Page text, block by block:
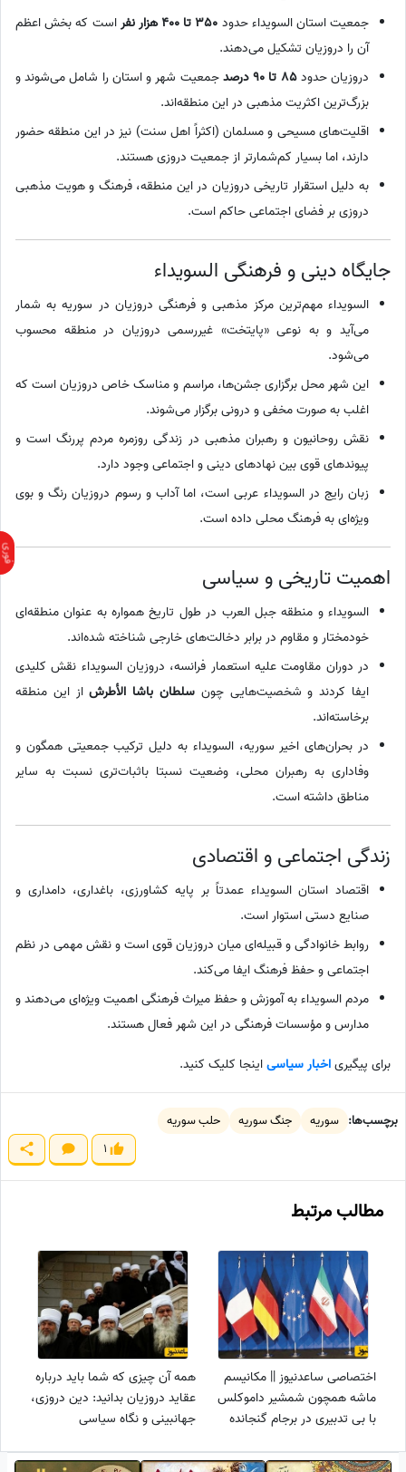
جمعیت استان السویداء حدود 350 تا 400 هزار نفر
است که بخش اعظم
آن را دروزیان تشکیل می‌دهند.
دروزیان حدود85 تا 90 درصد
جمعیت شهر و استان را شامل می‌شوند و
بزرگ‌ترین اکثریت مذهبی در این منطقه‌اند.
اقلیت‌های مسیحی و مسلمان (اکثراً اهل سنت) نیز در این منطقه حضور
دارند، اما بسیار کم‌شمارتر از جمعیت دروزی هستند.
به دلیل استقرار تاریخی دروزیان در این منطقه، فرهنگ و هویت مذهبی
دروزی بر فضای اجتماعی حاکم است.
جایگاه دینی و فرهنگی السویداء
السویداء مهم‌ترین مرکز مذهبی و فرهنگی دروزیان در سوریه به شمار
می‌آید و به نوعی «پایتخت» غیررسمی دروزیان در منطقه محسوب
می‌شود.
این شهر محل برگزاری جشن‌ها، مراسم و مناسک خاص دروزیان است که
اغلب به صورت مخفی و درونی برگزار می‌شوند.
نقش روحانیون و رهبران مذهبی در زندگی روزمره مردم پررنگ است و
پیوندهای قوی بین نهادهای دینی و اجتماعی وجود دارد.
زبان رایج در السویداء عربی است، اما آداب و رسوم دروزیان رنگ و بوی
ویژه‌ای به فرهنگ محلی داده است.
اهمیت تاریخی و سیاسی
السویداء و منطقه جبل العرب در طول تاریخ همواره به عنوان منطقه‌ای
خودمختار و مقاوم در برابر دخالت‌های خارجی شناخته شده‌اند.
در دوران مقاومت علیه استعمار فرانسه، دروزیان السویداء نقش کلیدی
ایفا کردند و شخصیت‌هایی چون سلطان باشا الأطرشاز این منطقه
برخاسته‌اند.
در بحران‌های اخیر سوریه، السویداء به دلیل ترکیب جمعیتی همگون و
وفاداری به رهبران محلی، وضعیت نسبتا باثبات‌تری نسبت به سایر
مناطق داشته است.
زندگی اجتماعی و اقتصادی
اقتصاد استان السویداء عمدتاً بر پایه کشاورزی، باغداری، دامداری و
صنایع دستی استوار است.
روابط خانوادگی و قبیله‌ای میان دروزیان قوی است و نقش مهمی در نظم
اجتماعی و حفظ فرهنگ ایفا می‌کند.
مردم السویداء به آموزش و حفظ میراث فرهنگی اهمیت ویژه‌ای می‌دهند و
مدارس و مؤسسات فرهنگی در این شهر فعال هستند.
برای پیگیریاخبار سیاسیاینجا کلیک کنید.
برچسب‌ها: سوریه جنگ سوریه
حلب سوریه
1
مطالب مرتبط
اختصاصی ساعدنیوز || مکانیسم
ماشه همچون شمشیر داموکلس
با بی تدبیری در برجام گنجانده
کنند در حالی که افسار سگ هاری
همه آن چیزی که شما باید درباره
عقاید دروزیان بدانید: دین دروزی،
جهانبینی و نگاه سیاسی